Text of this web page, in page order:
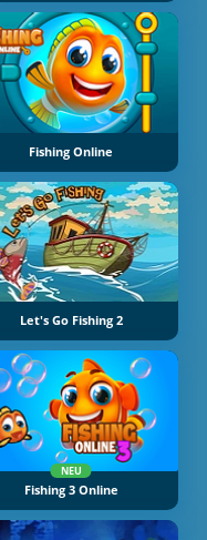
Fishing Online
Let's Go Fishing 2
NEU
Fishing 3 Online